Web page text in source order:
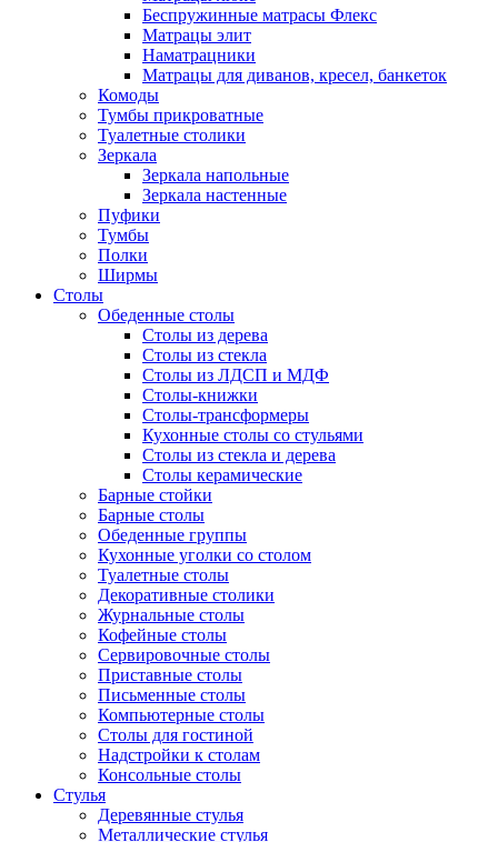
Беспружинные матрасы Флекс
Матрацы элит
Наматрацники
Матрацы для диванов, кресел, банкеток
Комоды
Тумбы прикроватные
Туалетные столики
Зеркала
Зеркала напольные
Зеркала настенные
Пуфики
Тумбы
Полки
Ширмы
Столы
Обеденные столы
Столы из дерева
Столы из стекла
Столы из ЛДСП и МДФ
Столы-книжки
Столы-трансформеры
Кухонные столы со стульями
Столы из стекла и дерева
Столы керамические
Барные стойки
Барные столы
Обеденные группы
Кухонные уголки со столом
Туалетные столы
Декоративные столики
Журнальные столы
Кофейные столы
Сервировочные столы
Приставные столы
Письменные столы
Компьютерные столы
Столы для гостиной
Надстройки к столам
Консольные столы
Стулья
Деревянные стулья
Металлические стулья